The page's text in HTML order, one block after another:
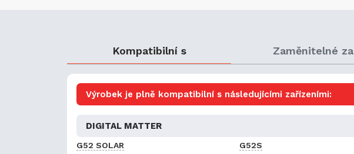
Kompatibilní s Zaměnitelné za
Výrobek je plně kompatibilní s následujícími zařízeními:
DIGITAL MATTER
G52 SOLAR G52S